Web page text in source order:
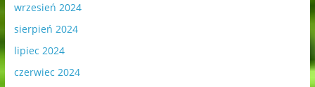
wrzesień 2024
sierpień 2024
lipiec 2024
czerwiec 2024